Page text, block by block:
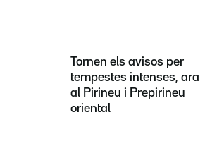
Tornen els avisos per
tempestes intenses, ara
al Pirineu i Prepirineu
oriental